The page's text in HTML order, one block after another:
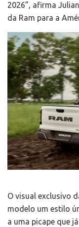
2026”, afirma
da Ram para a
O visual exclusivo
modelo um estilo
a uma picape que